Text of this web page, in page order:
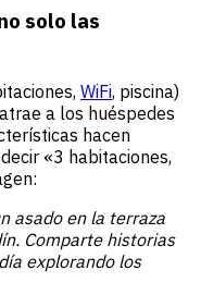
solo las
WiFi, piscina)
a los huéspedes
hacen
«3 habitaciones,
asado en la terraza
Comparte historias
explorando los